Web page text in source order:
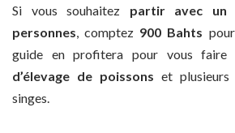
Si vous souhaitez partir avec un
personnes, comptez 900 Bahts
guide en profitera pour vous faire
d’élevage de poissons et
singes.